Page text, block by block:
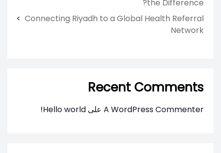
the Difference?
Connecting Riyadh to a Global Health Referral
Network
Recent Comments
A WordPress Commenter على Hello world!